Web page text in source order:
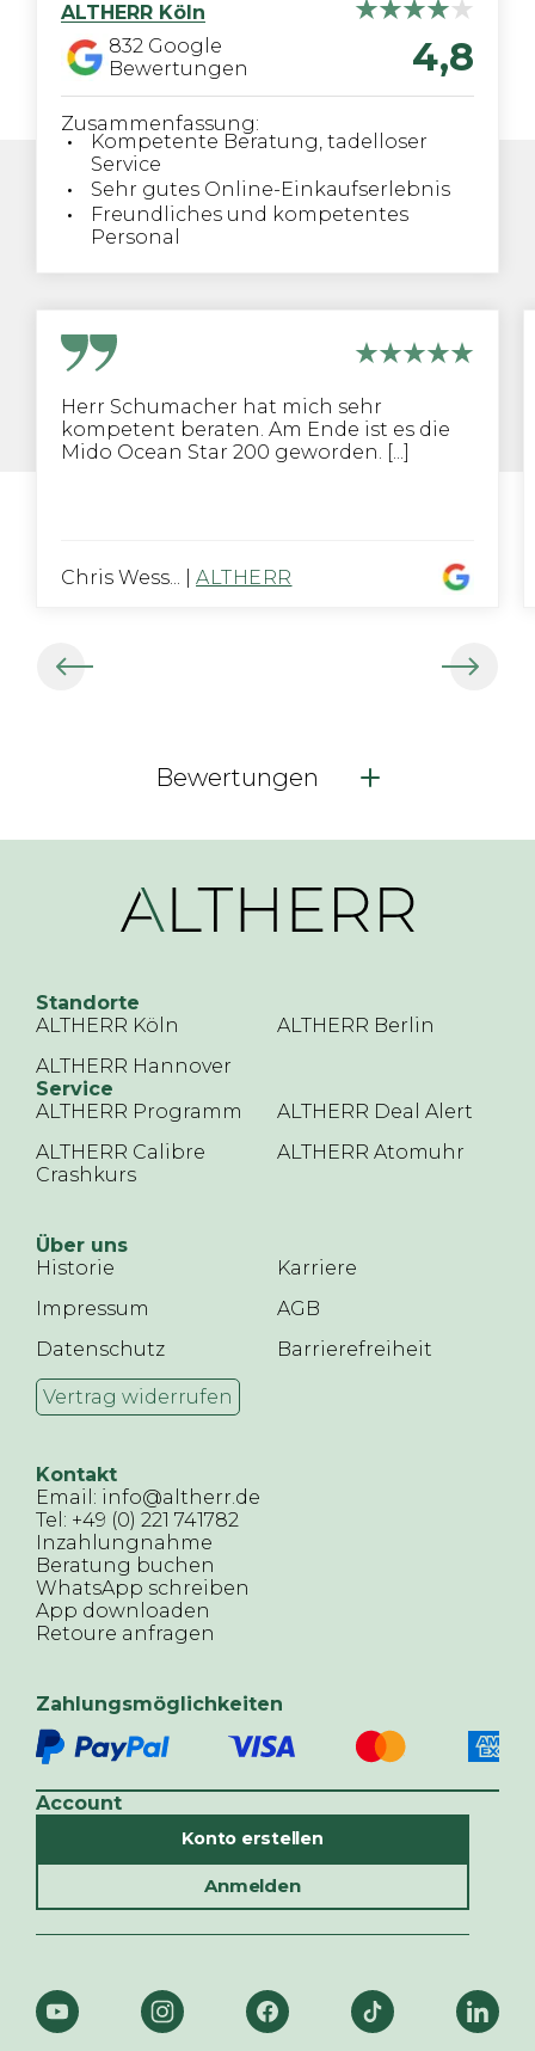
ALTHERR Köln
832 Google
Bewertungen
4,8
Zusammenfassung:
Kompetente Beratung, tadelloser
Service
Sehr gutes Online-Einkaufserlebnis
Freundliches und kompetentes
Personal
Herr Schumacher hat mich sehr
kompetent beraten. Am Ende ist es die
Mido Ocean Star 200 geworden. [...]
Chris Wess... ALTHERR
Bewertungen
Standorte
ALTHERR Köln
ALTHERR Berlin
ALTHERR Hannover
Service
ALTHERR Programm
ALTHERR Deal Alert
ALTHERR Calibre
Crashkurs
ALTHERR Atomuhr
Über uns
Historie
Karriere
Impressum
AGB
Datenschutz
Barrierefreiheit
Vertrag widerrufen
Kontakt
Email: info@altherr.de
Tel: +49 (0) 221 741782
Inzahlungnahme
Beratung buchen
WhatsApp schreiben
App downloaden
Retoure anfragen
Zahlungsmöglichkeiten
Account
Konto erstellen
Anmelden